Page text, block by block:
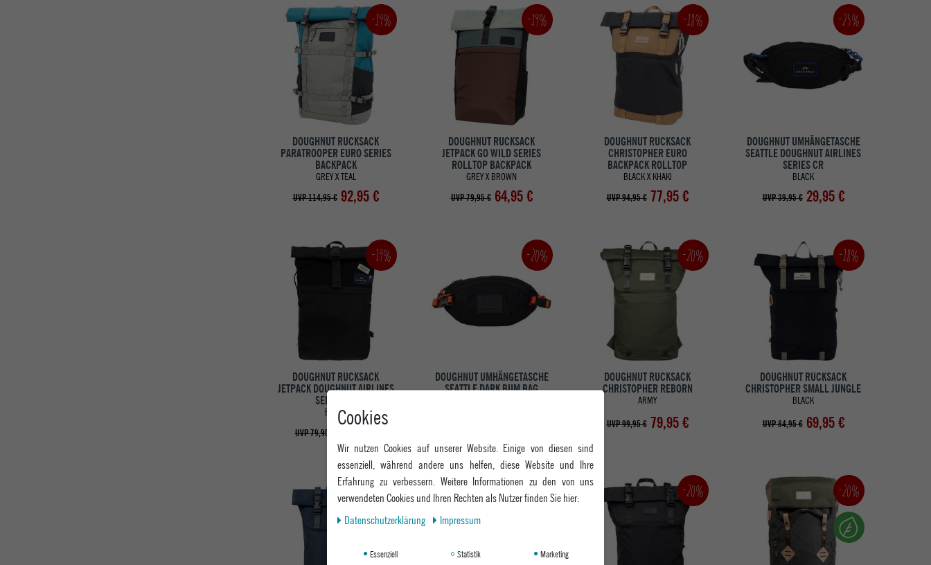
-19%
DOUGHNUT RUCKSACK
PARATROOPER EURO SERIES
BACKPACK
GREY X TEAL
UVP 114,95 € 92,95 €
-19%
DOUGHNUT RUCKSACK
JETPACK GO WILD SERIES
ROLLTOP BACKPACK
GREY X BROWN
UVP 79,95 € 64,95 €
-18%
DOUGHNUT RUCKSACK
CHRISTOPHER EURO
BACKPACK ROLLTOP
BLACK X KHAKI
UVP 94,95 € 77,95 €
-25%
DOUGHNUT UMHÄNGETASCHE
SEATTLE DOUGHNUT AIRLINES
SERIES CR
BLACK
UVP 39,95 € 29,95 €
-19%
DOUGHNUT RUCKSACK
JETPACK DOUGHNUT AIRLINES
SERIES RO
BLACK
UVP 79,95 €
-20%
DOUGHNUT UMHÄNGETASCHE
SEATTLE DARK BUM BAG
-20%
DOUGHNUT RUCKSACK
CHRISTOPHER REBORN
ARMY
UVP 99,95 € 79,95 €
-18%
DOUGHNUT RUCKSACK
CHRISTOPHER SMALL JUNGLE
BLACK
UVP 84,95 € 69,95 €
-20% -20% -20% -20%
Cookies
Wir nutzen Cookies auf unserer Website. Einige von diesen sind
essenziell, während andere uns helfen, diese Website und Ihre
Erfahrung zu verbessern. Weitere Informationen zu den von uns
verwendeten Cookies und Ihren Rechten als Nutzer finden Sie hier:
Daten­schutz­erklärung
Impressum
Essenziell Statistik
Marketing